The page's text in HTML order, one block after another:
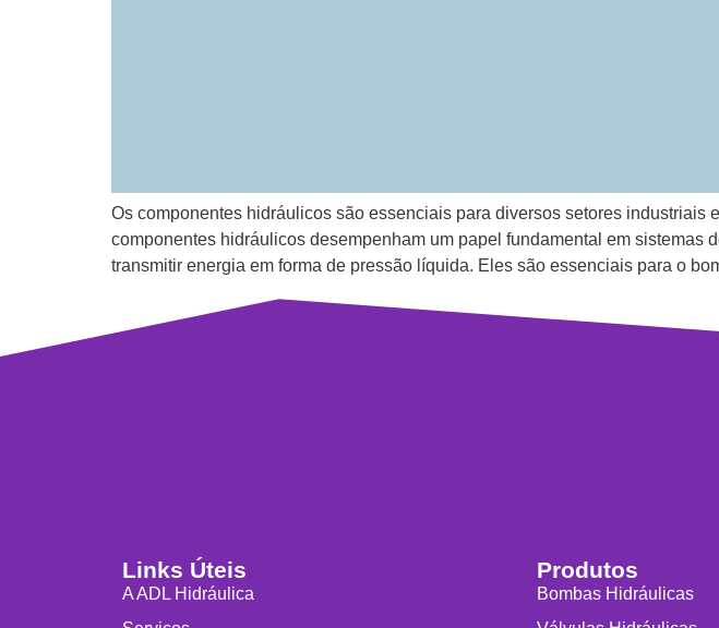
Os componentes hidráulicos são essenciais para diversos setores
componentes hidráulicos desempenham um papel fundamental em sistemas
transmitir energia em forma de pressão líquida. Eles são essenciais para o
Links Úteis
A ADL Hidráulica
Produtos
Bombas Hidráulicas